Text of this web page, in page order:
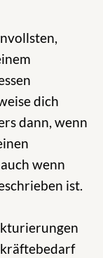
dich
dann, wenn
wenn
ist.